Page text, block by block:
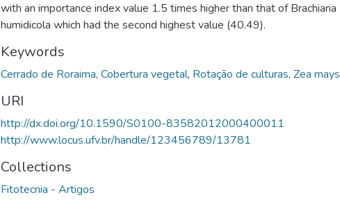
with an importance index value 1.5 times higher than that of Brachiaria
humidicola which had the second highest value (40.49).
Keywords
Cerrado de Roraima, Cobertura vegetal, Rotação de culturas, Zea mays
URI
http://dx.doi.org/10.1590/S0100-83582012000400011
http://www.locus.ufv.br/handle/123456789/13781
Collections
Fitotecnia - Artigos